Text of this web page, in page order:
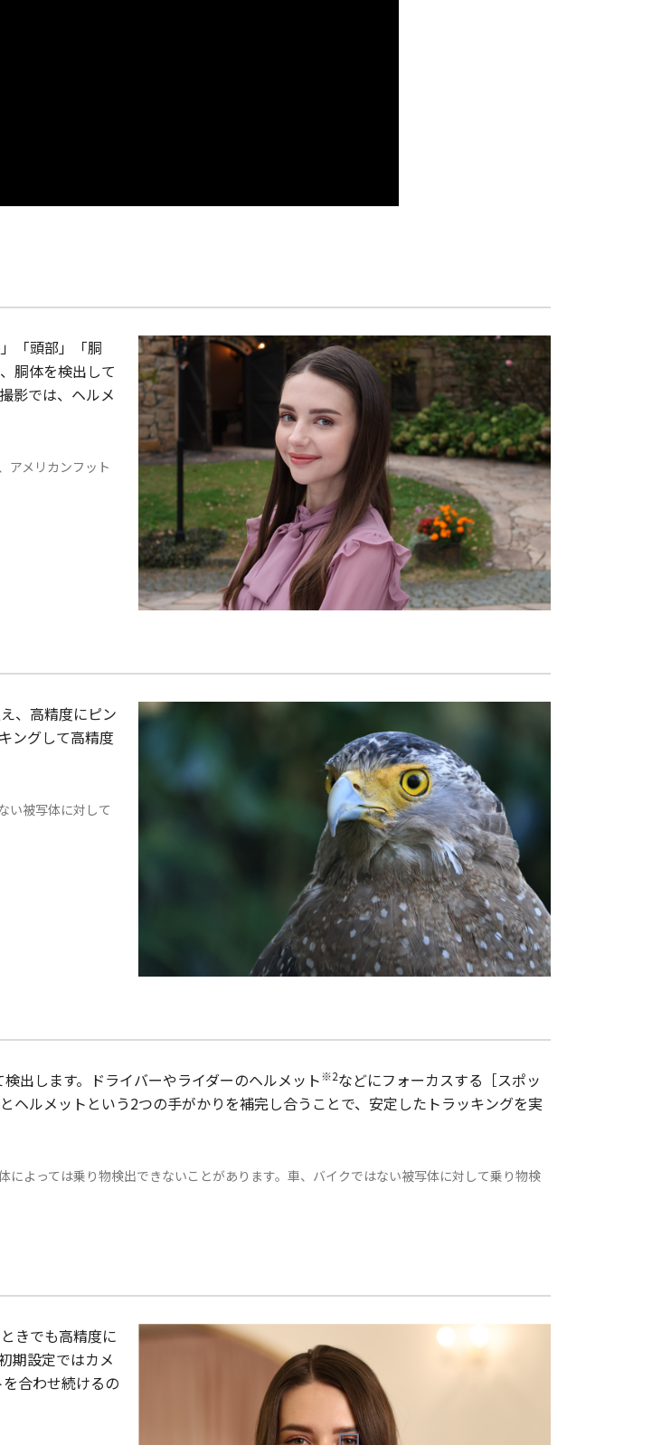
「頭部」「胴
胴体を検出して
影では、ヘルメ
アメリカンフット
、高精度にピン
ングして高精度
い被写体に対して
検出します。ドライバーやライダーのヘルメット※2などにフォーカスする［スポッ
ヘルメットという2つの手がかりを補完し合うことで、安定したトラッキングを実
よっては乗り物検出できないことがあります。車、バイクではない被写体に対して乗り物検
きでも高精度に
期設定ではカメ
合わせ続けるの